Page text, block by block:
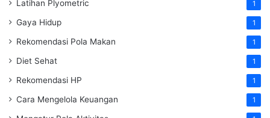
Latihan Plyometric 1
Gaya Hidup 1
Rekomendasi Pola Makan 1
Diet Sehat 1
Rekomendasi HP 1
Cara Mengelola Keuangan 1